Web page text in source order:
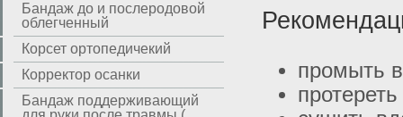
промыть
Бандаж до и послеродовой
облегченный
Корсет ортопедичекий
Корректор осанки
Бандаж поддерживающий